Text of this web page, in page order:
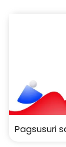
Pagsusuri